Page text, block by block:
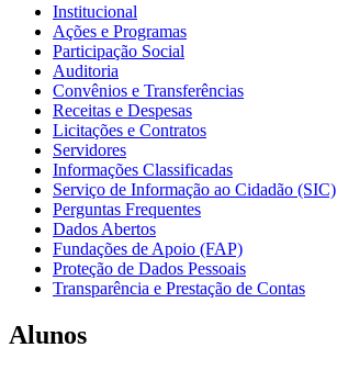
Institucional
Ações e Programas
Participação Social
Auditoria
Convênios e Transferências
Receitas e Despesas
Licitações e Contratos
Servidores
Informações Classificadas
Serviço de Informação ao Cidadão (SIC)
Perguntas Frequentes
Dados Abertos
Fundações de Apoio (FAP)
Proteção de Dados Pessoais
Transparência e Prestação de Contas
Alunos